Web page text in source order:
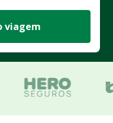
viagem